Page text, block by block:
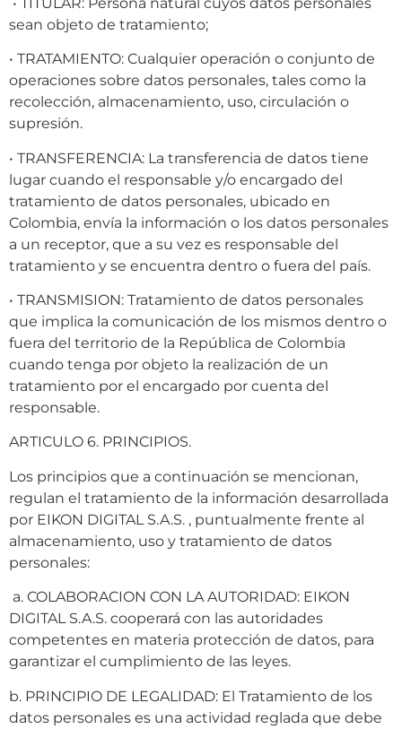
sean objeto de tratamiento;
• TRATAMIENTO: Cualquier operación o conjunto de
operaciones sobre datos personales, tales como la
recolección, almacenamiento, uso, circulación o
supresión.
• TRANSFERENCIA: La transferencia de datos tiene
lugar cuando el responsable y/o encargado del
tratamiento de datos personales, ubicado en
Colombia, envía la información o los datos personales
a un receptor, que a su vez es responsable del
tratamiento y se encuentra dentro o fuera del país.
• TRANSMISION: Tratamiento de datos personales
que implica la comunicación de los mismos dentro o
fuera del territorio de la República de Colombia
cuando tenga por objeto la realización de un
tratamiento por el encargado por cuenta del
responsable.
ARTICULO 6. PRINCIPIOS.
Los principios que a continuación se mencionan,
regulan el tratamiento de la información desarrollada
por EIKON DIGITAL S.A.S. , puntualmente frente al
almacenamiento, uso y tratamiento de datos
personales:
a. COLABORACION CON LA AUTORIDAD: EIKON
DIGITAL S.A.S. cooperará con las autoridades
competentes en materia protección de datos, para
garantizar el cumplimiento de las leyes.
b. PRINCIPIO DE LEGALIDAD: El Tratamiento de los
datos personales es una actividad reglada que debe